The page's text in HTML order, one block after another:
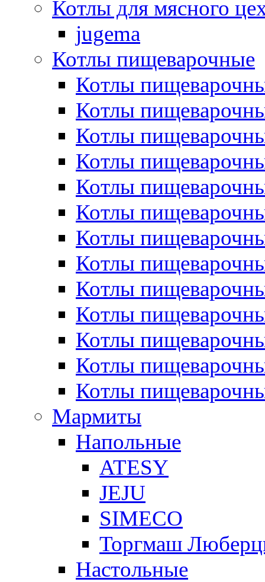
Котлы для мясного
jugema
Котлы пищеварочные
Котлы
Котлы
Котлы
Котлы
Котлы
Котлы
Котлы
Котлы
Котлы
Котлы
Котлы
Котлы
Котлы
Мармиты
Напольные
ATESY
JEJU
SIMECO
Торгмаш
Настольные